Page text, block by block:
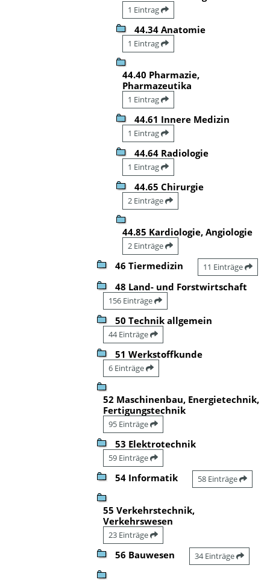
1 Eintrag
44.34 Anatomie
1 Eintrag
44.40 Pharmazie,
Pharmazeutika
1 Eintrag
44.61 Innere Medizin
1 Eintrag
44.64 Radiologie
1 Eintrag
44.65 Chirurgie
2 Einträge
44.85 Kardiologie, Angiologie
2 Einträge
46 Tiermedizin 11 Einträge
48 Land- und Forstwirtschaft
156 Einträge
50 Technik allgemein
44 Einträge
51 Werkstoffkunde
6 Einträge
52 Maschinenbau, Energietechnik,
Fertigungstechnik
95 Einträge
53 Elektrotechnik
59 Einträge
54 Informatik 58 Einträge
55 Verkehrstechnik,
Verkehrswesen
23 Einträge
56 Bauwesen 34 Einträge